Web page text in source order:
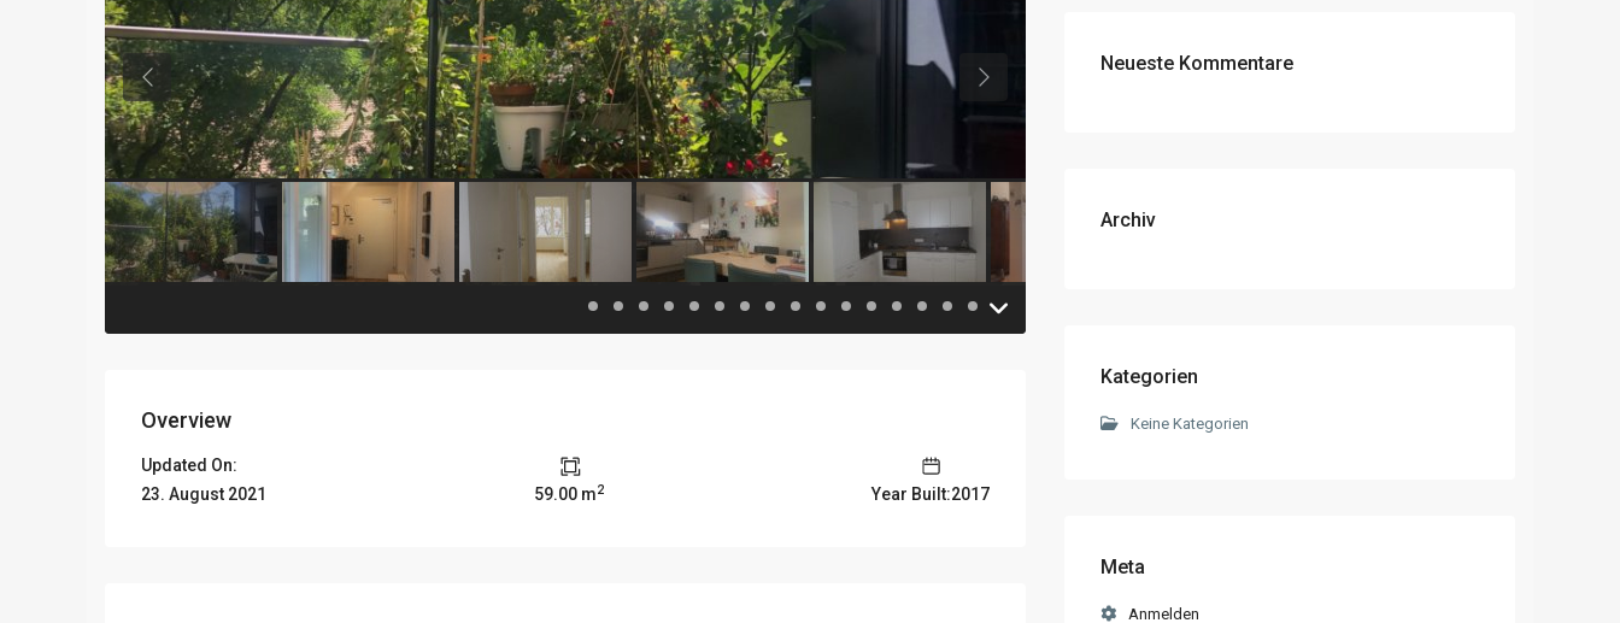
Previous Previous
Overview
Updated On:
23. August 2021
59.00 m2 Year Built:2017
Neueste Kommentare
Archiv
Kategorien
Keine Kategorien
Meta
Anmelden